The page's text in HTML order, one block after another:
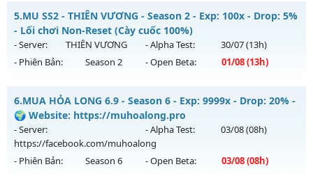
Thể loại: Mu Nguyên bản Webzen
Antihack: OK
Mu Trống Đồng - Chơi là mê - Không nạp vẫn khủng
Mu mới ra tháng 08 2026 - Mở máy chủ
ngày 07/08/2626
Exp: 9999x - Drop: 90%
Thể loại: Mu Nguyên bản Webzen
Antihack: ICMPROTECT ✅ 🔴 ✨ ⚡️
5.MU SS2 - THIÊN VƯƠNG - Season 2 - Exp: 100x - Drop: 5%
- Lối chơi Non-Reset (Cày cuốc 100%)
- Server: THIÊN VƯƠNG - Alpha Test: 30/07(13h)
- Phiên Bản:
Season 2 - Open Beta: 01/08(13h)
MU SS2 - THIÊN VƯƠNG - Lối chơi Non-Reset (Cày cuốc
100%)
Mu mới ra tháng 08 2026 - Mở máy chủ
THIÊN VƯƠNG
13h ngày 01/08/2626
Exp: 100x - Drop: 5%
6.MUA HỎA LONG 6.9 - Season 6 - Exp: 9999x - Drop: 20% -
🌍 Website: https://muhoalong.pro
- Server:
https://facebook.com/muhoalong
- Alpha Test: 03/08(08h)
- Phiên Bản: Season 6 - Open Beta: 03/08(08h)